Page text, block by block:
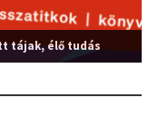
tájak, élő tudás